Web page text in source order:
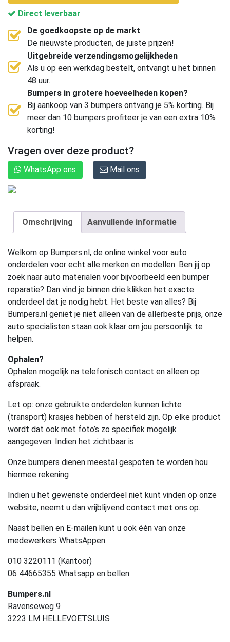
Direct leverbaar
De goedkoopste op de markt
De nieuwste producten, de juiste prijzen!
Uitgebreide verzendingsmogelijkheden
Als u op een werkdag bestelt, ontvangt u het binnen
48 uur.
Bumpers in grotere hoeveelheden kopen?
Bij aankoop van 3 bumpers ontvang je 5% korting. Bij
meer dan 10 bumpers profiteer je van een extra 10%
korting!
Vragen over deze product?
WhatsApp ons Mail ons
Omschrijving Aanvullende informatie
Welkom op Bumpers.nl, de online winkel voor auto
onderdelen voor echt alle merken en modellen. Ben jij op
zoek naar auto materialen voor bijvoorbeeld een bumper
reparatie? Dan vind je binnen drie klikken het exacte
onderdeel dat je nodig hebt. Het beste van alles? Bij
Bumpers.nl geniet je niet alleen van de allerbeste prijs, onze
auto specialisten staan ook klaar om jou persoonlijk te
helpen.
Ophalen?
Ophalen mogelijk na telefonisch contact en alleen op
afspraak.
Let op: onze gebruikte onderdelen kunnen lichte
(transport) krasjes hebben of hersteld zijn. Op elke product
wordt dat ook met foto’s zo specifiek mogelijk
aangegeven. Indien het zichtbaar is.
Onze bumpers dienen meestal gespoten te worden hou
hiermee rekening
Indien u het gewenste onderdeel niet kunt vinden op onze
website, neemt u dan vrijblijvend contact met ons op.
Naast bellen en E-mailen kunt u ook één van onze
medewerkers WhatsAppen.
010 3220111 (Kantoor)
06 44665355 Whatsapp en bellen
Bumpers.nl
Ravenseweg 9
3223 LM HELLEVOETSLUIS